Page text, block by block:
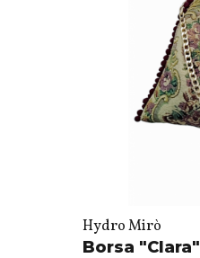
Hydro Mirò
Borsa "Clara"